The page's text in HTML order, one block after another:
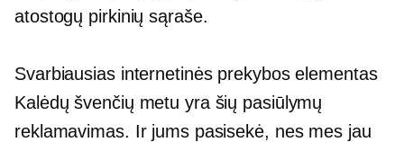
atostogų pirkinių sąraše.
Svarbiausias internetinės prekybos elementas
Kalėdų švenčių metu yra šių pasiūlymų
reklamavimas. Ir jums pasisekė, nes mes jau